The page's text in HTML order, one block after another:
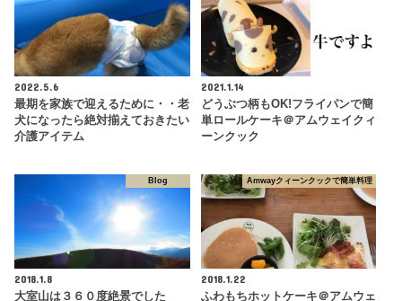
2022.5.6
最期を家族で迎えるために・・老
犬になったら絶対揃えておきたい
介護アイテム
2021.1.14
どうぶつ柄もOK!フライパンで簡
単ロールケーキ＠アムウェイクィ
ーンクック
Blog
2018.1.8
大室山は３６０度絶景でした
Amwayクィーンクックで簡単料理
2018.1.22
ふわもちホットケーキ＠アムウェ